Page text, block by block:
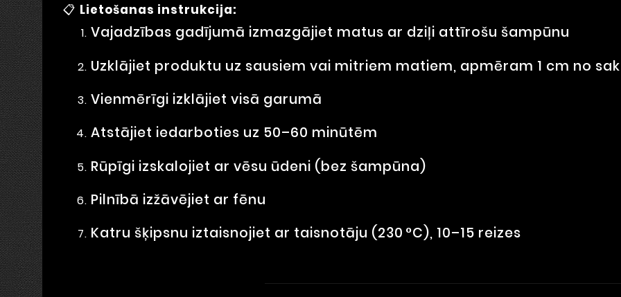
📋 Lietošanas instrukcija:
Vajadzības gadījumā izmazgājiet matus ar dziļi attīrošu šampūnu
Uzklājiet produktu uz sausiem vai mitriem matiem, apmēram 1 cm no
Vienmērīgi izklājiet visā garumā
Atstājiet iedarboties uz 50–60 minūtēm
Rūpīgi izskalojiet ar vēsu ūdeni (bez šampūna)
Pilnībā izžāvējiet ar fēnu
Katru šķipsnu iztaisnojiet ar taisnotāju (230 °C), 10–15 reizes